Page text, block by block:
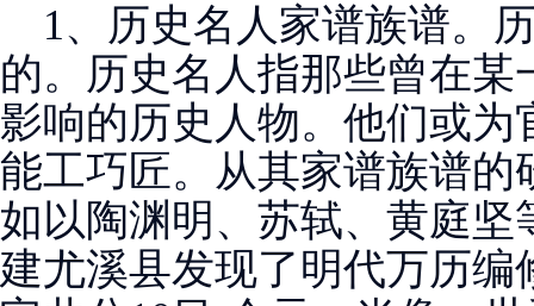
1、历史名人家谱族谱。
的。历史名人指那些曾在
影响的历史人物。他们或
能工巧匠。从其家谱族谱
如以陶渊明、苏轼、黄庭坚
建尤溪县发现了明代万历